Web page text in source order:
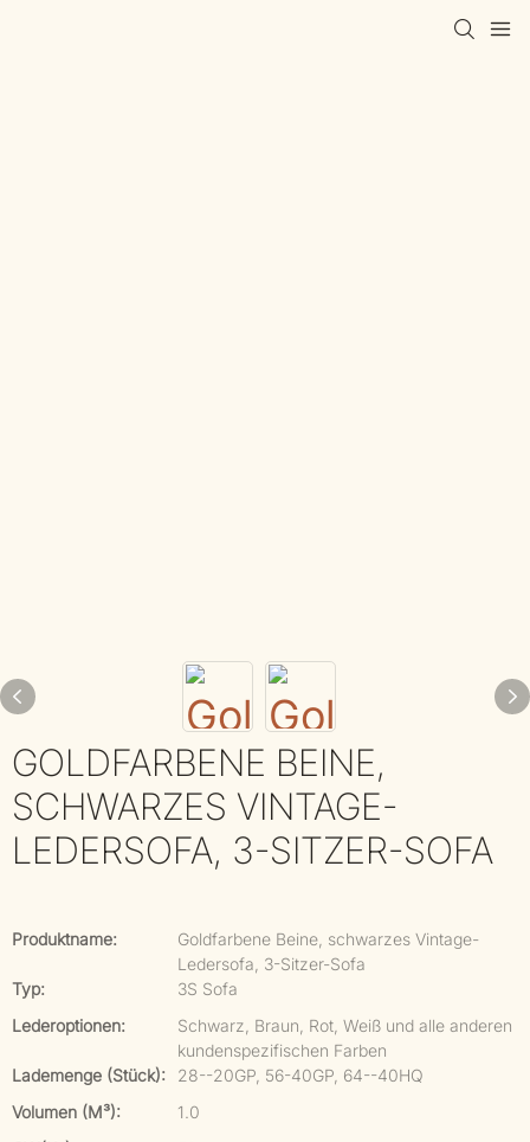
GOLDFARBENE BEINE,
SCHWARZES VINTAGE-
LEDERSOFA, 3-SITZER-SOFA
Produktname:
Goldfarbene Beine, schwarzes Vintage-
Ledersofa, 3-Sitzer-Sofa
Typ:
3S Sofa
Lederoptionen:
Schwarz, Braun, Rot, Weiß und alle anderen
kundenspezifischen Farben
Lademenge (Stück):
28--20GP, 56-40GP, 64--40HQ
Volumen (m³):
1.0